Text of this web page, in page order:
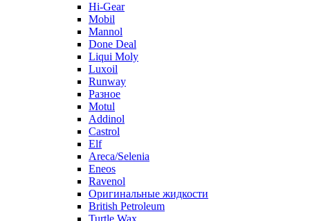
Hi-Gear
Mobil
Mannol
Done Deal
Liqui Moly
Luxoil
Runway
Разное
Motul
Addinol
Castrol
Elf
Areca/Selenia
Eneos
Ravenol
Оригинальные жидкости
British Petroleum
Turtle Wax